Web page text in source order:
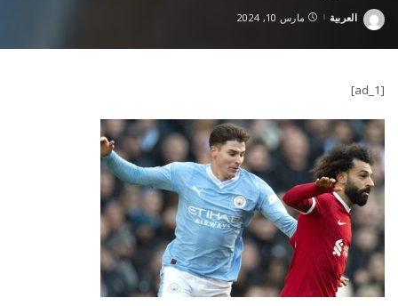
Posted
العربية مارس 10, 2024
[ad_1]